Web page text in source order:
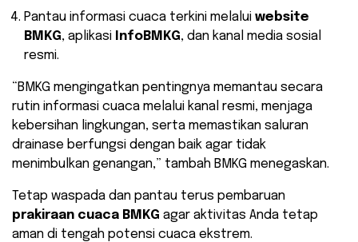
Pantau informasi cuaca terkini melalui website
BMKG, aplikasi InfoBMKG, dan kanal media sosial
resmi.
“BMKG mengingatkan pentingnya memantau secara
rutin informasi cuaca melalui kanal resmi, menjaga
kebersihan lingkungan, serta memastikan saluran
drainase berfungsi dengan baik agar tidak
menimbulkan genangan,” tambah BMKG menegaskan.
Tetap waspada dan pantau terus pembaruan
prakiraan cuaca BMKG agar aktivitas Anda tetap
aman di tengah potensi cuaca ekstrem.